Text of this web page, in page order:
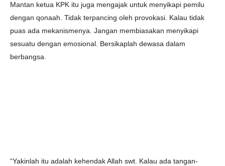
Mantan ketua KPK itu juga mengajak untuk menyikapi pemilu
dengan qonaah. Tidak terpancing oleh provokasi. Kalau tidak
puas ada mekanismenya. Jangan membiasakan menyikapi
sesuatu dengan emosional. Bersikaplah dewasa dalam
berbangsa.
“Yakinlah itu adalah kehendak Allah swt. Kalau ada tangan-